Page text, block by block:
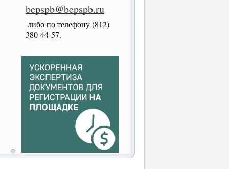
bepspb@bepspb.ru
либо по телефону (812)
380-44-57.